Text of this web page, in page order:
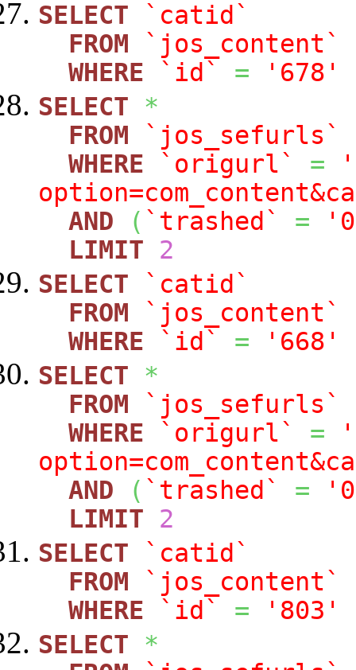
SELECT
`catid`
FROM
`jos_content`
WHERE
`id` =
'678'
SELECT
*
FROM
`jos_sefurls`
WHERE
`origurl` =
AND
( `trashed` =
LIMIT
2
SELECT
`catid`
FROM
`jos_content`
WHERE
`id` =
'668'
SELECT
*
FROM
`jos_sefurls`
WHERE
`origurl` =
AND
( `trashed` =
LIMIT
2
SELECT
`catid`
FROM
`jos_content`
WHERE
`id` =
'803'
SELECT
*